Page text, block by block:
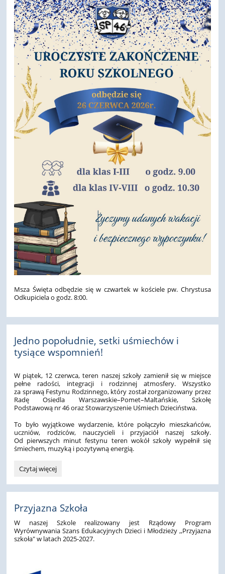
zawsze…:
Msza Święta odbędzie się w czwartek w kościele pw. Chrystusa
Odkupiciela o godz. 8:00.
Jedno popołudnie, setki uśmiechów i
tysiące wspomnień!
W piątek, 12 czerwca, teren naszej szkoły zamienił się w miejsce
pełne radości, integracji i rodzinnej atmosfery. Wszystko
za sprawą Festynu Rodzinnego, który został zorganizowany przez
Radę Osiedla Warszawskie–Pomet–Maltańskie, Szkołę
Podstawową nr 46 oraz Stowarzyszenie Uśmiech Dzieciństwa.
To było wyjątkowe wydarzenie, które połączyło mieszkańców,
uczniów, rodziców, nauczycieli i przyjaciół naszej szkoły.
Od pierwszych minut festynu teren wokół szkoły wypełnił się
śmiechem, muzyką i pozytywną energią.
Jedno
setki
i
tysiące
wspomnień!:
Czytaj więcej
Przyjazna Szkoła
W naszej Szkole realizowany jest Rządowy Program
Wyrównywania Szans Edukacyjnych Dzieci i Młodzieży ,,Przyjazna
szkoła" w latach 2025-2027.